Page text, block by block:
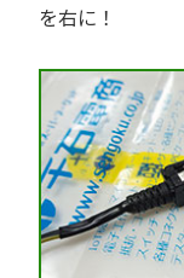
を右に！